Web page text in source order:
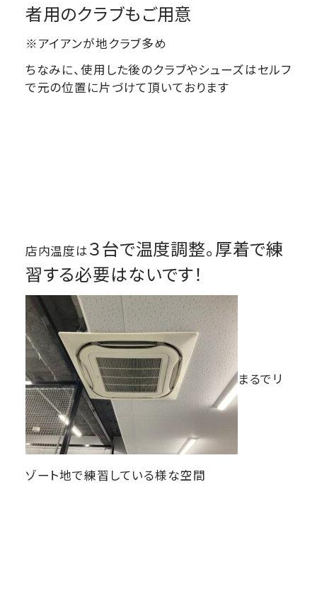
者用のクラブもご用意
※アイアンが地クラブ多め
ちなみに、使用した後のクラブやシューズはセルフ
で元の位置に片づけて頂いております
店内温度は３台で温度調整。厚着で練
習する必要はないです！
まるでリ
ゾート地で練習している様な空間